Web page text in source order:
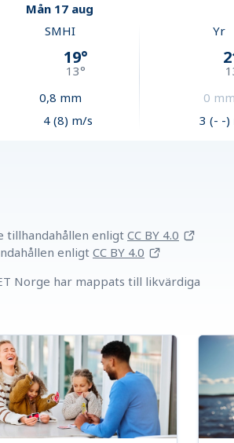
Mån 17 aug
SMHI
19°
13°
0,8 mm
4 (8) m/s
Yr
0 mm
3 (- -)
tillhandahållen enligt CC BY 4.0
enligt CC BY 4.0
Norge har mappats till likvärdiga